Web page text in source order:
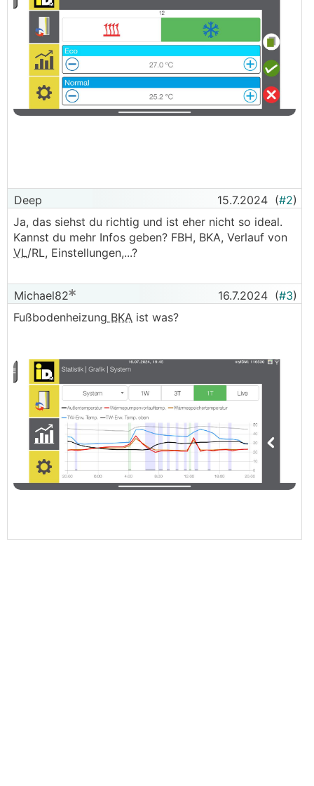
Deep 15.7.2024 (#2)
Ja, das siehst du richtig und ist eher nicht so ideal.
Kannst du mehr Infos geben? FBH, BKA, Verlauf von
VL/RL, Einstellungen,...?
Michael82 16.7.2024 (#3)
Fußbodenheizung BKA ist was?